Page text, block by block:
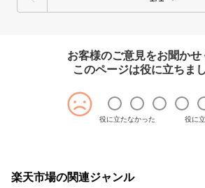
お客様のご意見をお聞かせ
このページは役に立ちま
役に立たなかった 役に
楽天市場の関連ジャンル